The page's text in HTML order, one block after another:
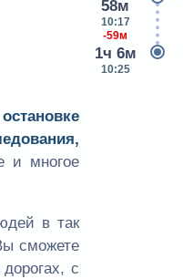
и многое
в так
сможете
с
58м
10:17
-59м
1ч 6м
10:25